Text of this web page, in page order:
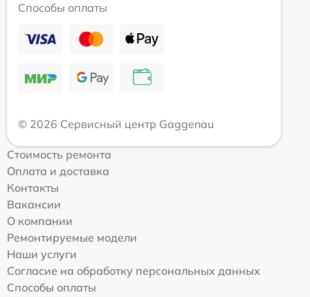
Способы оплаты
© 2026 Сервисный центр Gaggenau
Стоимость ремонта
Оплата и доставка
Контакты
Вакансии
О компании
Ремонтируемые модели
Наши услуги
Согласие на обработку персональных данных
Способы оплаты